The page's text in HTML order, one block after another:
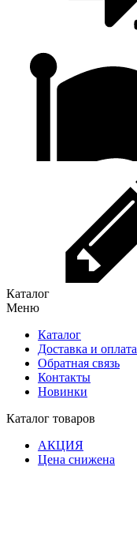
Каталог
Меню
Каталог
Доставка и оплата
Обратная связь
Контакты
Новинки
Каталог товаров
АКЦИЯ
Цена снижена